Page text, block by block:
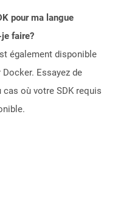
pour ma langue
faire?
également disponible
Essayez de
cas où votre SDK requis